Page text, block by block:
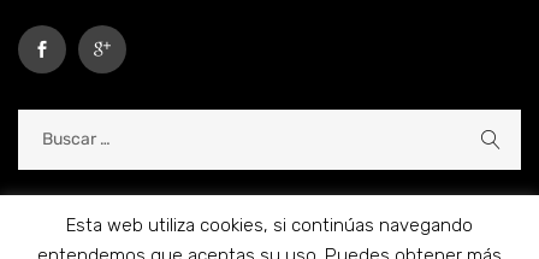
Esta web utiliza cookies, si continúas navegando